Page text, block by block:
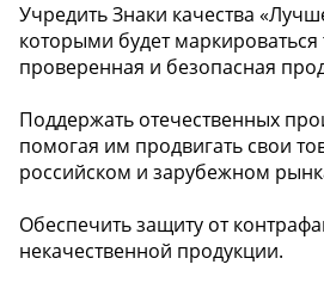
Учредить Знаки качества
которыми будет маркироваться
проверенная и безопасная
Поддержать отечественных
помогая им продвигать свои
российском и зарубежном
Обеспечить защиту от
некачественной продукции.